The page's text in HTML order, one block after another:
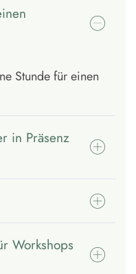
Stunde für einen
in Präsenz
Workshops